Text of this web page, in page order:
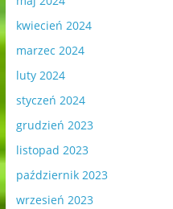
kwiecień 2024
marzec 2024
luty 2024
styczeń 2024
grudzień 2023
listopad 2023
październik 2023
wrzesień 2023